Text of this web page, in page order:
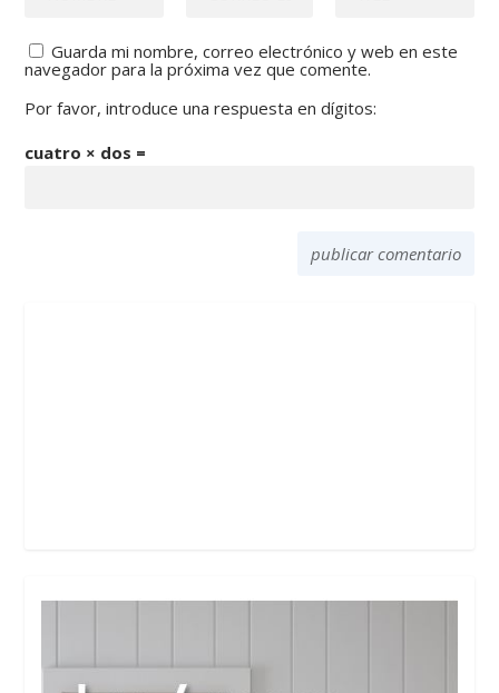
Guarda mi nombre, correo electrónico y web en este
navegador para la próxima vez que comente.
Por favor, introduce una respuesta en dígitos:
cuatro × dos =